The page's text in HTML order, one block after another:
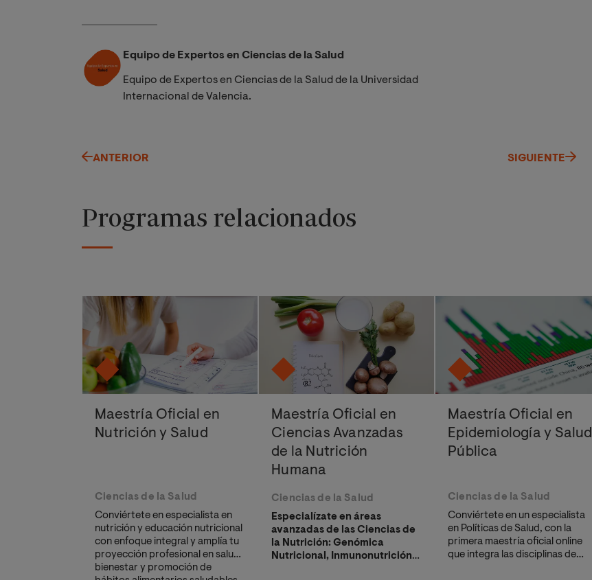
Equipo de Expertos en Ciencias de la Salud
Equipo de Expertos en Ciencias de la Salud de la Universidad
Internacional de Valencia.
ANTERIOR SIGUIENTE
Programas relacionados
Maestría Oficial en
Nutrición y Salud
Ciencias de la Salud
Conviértete en especialista en
nutrición y educación nutricional
con enfoque integral y amplía tu
proyección profesional en salud,
bienestar y promoción de
Maestría Oficial en
Ciencias Avanzadas
de la Nutrición
Humana
Ciencias de la Salud
Especialízate en áreas
avanzadas de las Ciencias de
la Nutrición: Genómica
Nutricional, Inmunonutrición y
Maestría Oficial en
Epidemiología y Salud
Pública
Ciencias de la Salud
Conviértete en un especialista
en Políticas de Salud, con la
primera maestría oficial online
que integra las disciplinas de